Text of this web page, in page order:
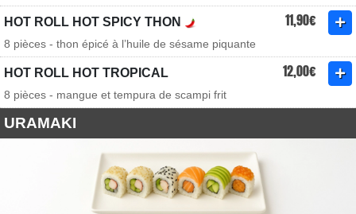
HOT ROLL HOT SPICY THON 11,90€
8 pièces - thon épicé à l’huile de sésame piquante
HOT ROLL HOT TROPICAL 12,00€
8 pièces - mangue et tempura de scampi frit
URAMAKI